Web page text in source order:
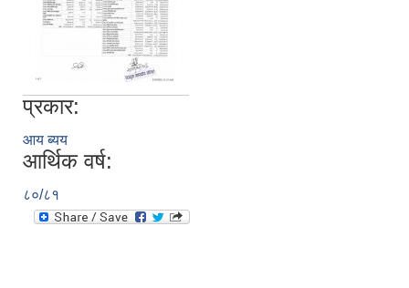
प्रकार:
आय ब्यय
आर्थिक वर्ष:
८०/८१